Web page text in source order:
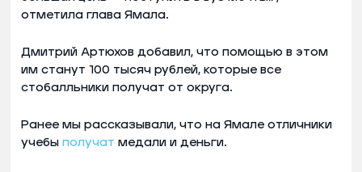
отметила глава Ямала.
Дмитрий Артюхов добавил, что помощью в этом
им станут 100 тысяч рублей, которые все
стобалльники получат от округа.
Ранее мы рассказывали, что на Ямале отличники
учебы получат медали и деньги.